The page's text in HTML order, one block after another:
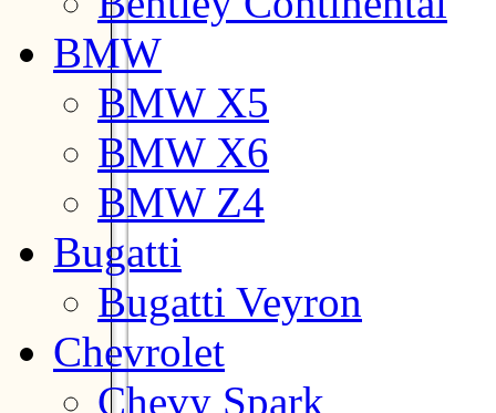
BMW
BMW X5
BMW X6
BMW Z4
Bugatti
Bugatti Veyron
Chevrolet
Chevy Spark